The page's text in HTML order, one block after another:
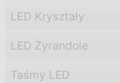
LED Kryształy
LED Żyrandole
Taśmy LED